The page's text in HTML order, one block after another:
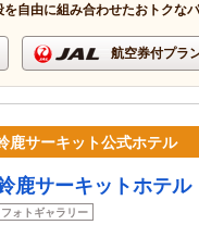
を自由に組み合わせたおトクな
航空券付プラ
鹿サーキット公式ホテル
鹿サーキットホテル
フォトギャラリー